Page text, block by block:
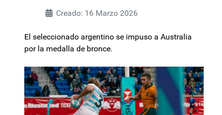
Creado: 16 Marzo 2026
El seleccionado argentino se impuso a Australia
por la medalla de bronce.